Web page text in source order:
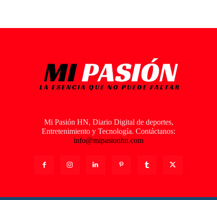
Mi Pasión HN, Diario Digital de deportes,
Entretenimiento y Tecnología. Contáctanos:
info@mipasionhn.com